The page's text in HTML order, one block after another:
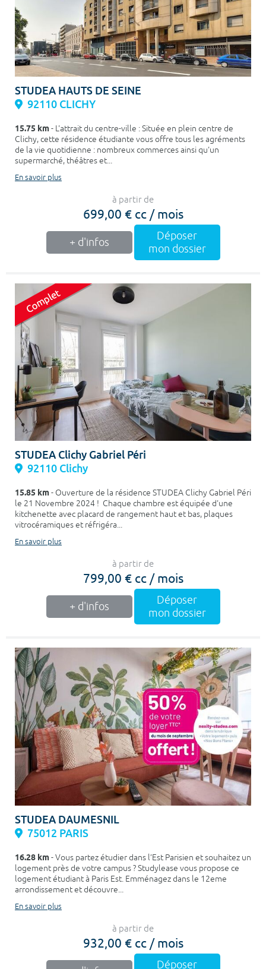
STUDEA HAUTS DE SEINE
92110 CLICHY
15.75 km- L'attrait du centre-ville : Située en plein centre de
Clichy, cette résidence étudiante vous offre tous les agréments
de la vie quotidienne : nombreux commerces ainsi qu'un
supermarché, théâtres et...
En savoir plus
à partir de
699,00 € cc / mois
+ d'infos
Déposer
mon dossier
STUDEA Clichy Gabriel Péri
92110 Clichy
15.85 km- Ouverture de la résidence STUDEA Clichy Gabriel Péri
le 21 Novembre 2024 ! Chaque chambre est équipée d'une
kitchenette avec placard de rangement haut et bas, plaques
vitrocéramiques et réfrigéra...
En savoir plus
à partir de
799,00 € cc / mois
+ d'infos
Déposer
mon dossier
STUDEA DAUMESNIL
75012 PARIS
16.28 km- Vous partez étudier dans l’Est Parisien et souhaitez un
logement près de votre campus ? Studylease vous propose ce
logement étudiant à Paris Est. Emménagez dans le 12eme
arrondissement et découvre...
En savoir plus
à partir de
932,00 € cc / mois
Déposer